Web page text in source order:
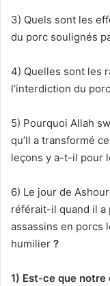
3) Quels sont les
du porc soulignés
4) Quelles sont les
l’interdiction du
5) Pourquoi Allah
qu’Il a transformé
leçons y a-t-il pour
6) Le jour de
référait-il quand il a
assassins en porcs
humilier ?
1) Est-ce que notre